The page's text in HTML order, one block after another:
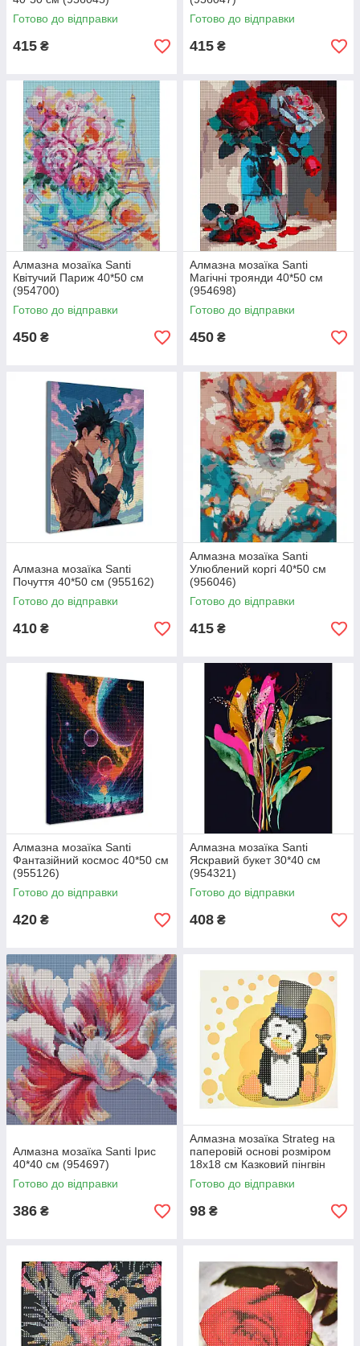
Готово до відправки
415 ₴
Готово до відправки
415 ₴
Алмазна мозаїка Santi
Квітучий Париж 40*50 см
(954700)
Готово до відправки
450 ₴
Алмазна мозаїка Santi
Магічні троянди 40*50 см
(954698)
Готово до відправки
450 ₴
Алмазна мозаїка Santi
Почуття 40*50 см (955162)
Готово до відправки
410 ₴
Алмазна мозаїка Santi
Улюблений коргі 40*50 см
(956046)
Готово до відправки
415 ₴
Алмазна мозаїка Santi
Фантазійний космос 40*50 см
(955126)
Готово до відправки
420 ₴
Алмазна мозаїка Santi
Яскравий букет 30*40 см
(954321)
Готово до відправки
408 ₴
Алмазна мозаїка Santi Ірис
40*40 см (954697)
Готово до відправки
386 ₴
Алмазна мозаїка Strateg на
паперовій основі розміром
18х18 см Казковий пінгвін
(JUB14407)
Готово до відправки
98 ₴